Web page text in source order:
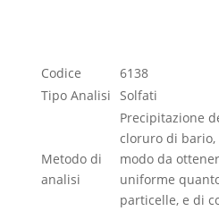
Codice
6138
Tipo Analisi Solfati
Metodo di
analisi
Precipitazione
cloruro di
modo da
uniforme
particelle, e di